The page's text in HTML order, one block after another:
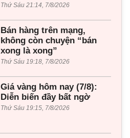
Thứ Sáu 21:14, 7/8/2026
Bán hàng trên mạng,
không còn chuyện “bán
xong là xong”
Thứ Sáu 19:18, 7/8/2026
Giá vàng hôm nay (7/8):
Diễn biến đầy bất ngờ
Thứ Sáu 19:15, 7/8/2026